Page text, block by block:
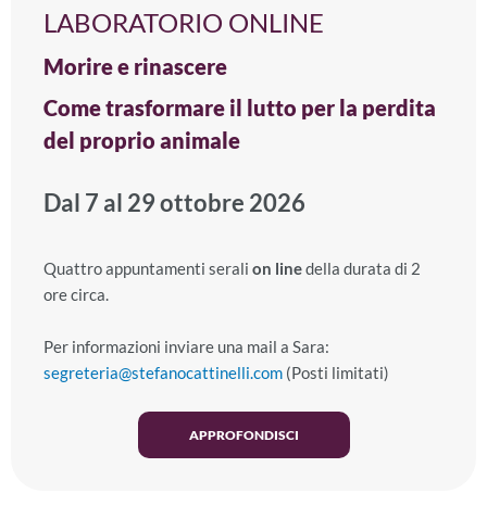
LABORATORIO ONLINE
Morire e rinascere
Come trasformare il lutto per la perdita
del proprio animale
Dal 7 al 29 ottobre 2026
Quattro appuntamenti serali on linedella durata di 2
ore circa.
Per informazioni inviare una mail a Sara:
segreteria@stefanocattinelli.com (Posti limitati)
APPROFONDISCI